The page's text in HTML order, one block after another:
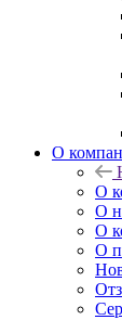
О
О
О
О
О